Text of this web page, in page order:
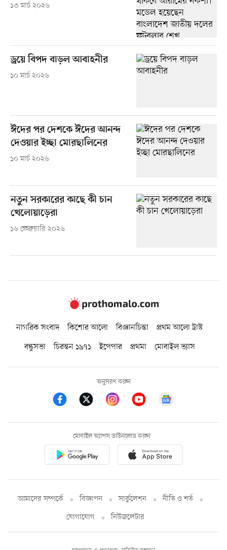
১৩ মার্চ ২০২৬
ড্রয়ে বিপদ বাড়ল আবাহনীর
১০ মার্চ ২০২৬
ঈদের পর দেশকে ঈদের আনন্দ
দেওয়ার ইচ্ছা মোরছালিনের
১০ মার্চ ২০২৬
নতুন সরকারের কাছে কী চান
খেলোয়াড়েরা
১৬ ফেব্রুয়ারি ২০২৬
নাগরিক সংবাদ কিশোর আলো বিজ্ঞানচিন্তা
প্রথম আলো ট্রাস্ট
বন্ধুসভা
চিরন্তন ১৯৭১ ইপেপার প্রথমা মোবাইল ভ্যাস
অনুসরণ করুন
মোবাইল অ্যাপস ডাউনলোড করুন
আমাদের সম্পর্কে বিজ্ঞাপন সার্কুলেশন
নীতি ও শর্ত
যোগাযোগ
নিউজলেটার